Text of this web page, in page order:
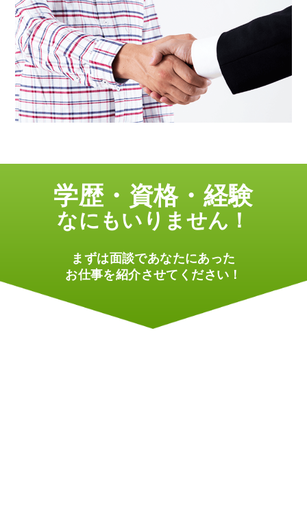
学歴・資格・経験
なにもいりません！
まずは面談であなたにあった
お仕事を紹介させてください！